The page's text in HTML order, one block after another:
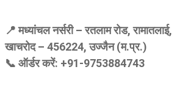
📍 मध्यांचल नर्सरी – रतलाम रोड, रामातलाई,
खाचरोद – 456224, उज्जैन (म.प्र.)
📞 ऑर्डर करें: +91-9753884743